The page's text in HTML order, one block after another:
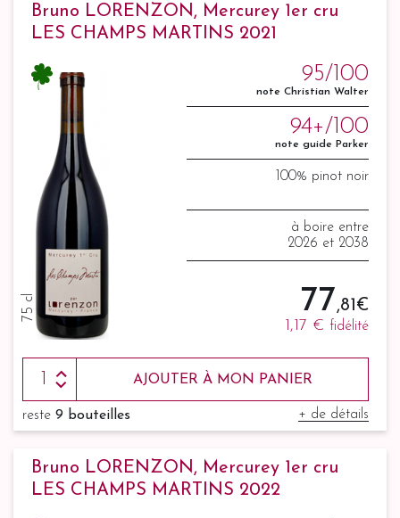
Bruno LORENZON, Mercurey 1er cru
LES CHAMPS MARTINS 2021
75 cl
95/100
note Christian Walter
94+/100
note guide Parker
100% pinot noir
à boire entre
2026 et 2038
77,81 €
1,17 € fidélité
AJOUTER À MON PANIER
reste 9 bouteilles + de détails
Bruno LORENZON, Mercurey 1er cru
LES CHAMPS MARTINS 2022